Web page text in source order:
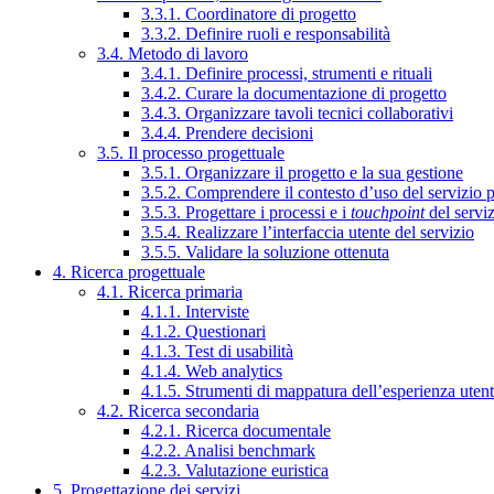
3.3.1. Coordinatore di progetto
3.3.2. Definire ruoli e responsabilità
3.4. Metodo di lavoro
3.4.1. Definire processi, strumenti e rituali
3.4.2. Curare la documentazione di progetto
3.4.3. Organizzare tavoli tecnici collaborativi
3.4.4. Prendere decisioni
3.5. Il processo progettuale
3.5.1. Organizzare il progetto e la sua gestione
3.5.2. Comprendere il contesto d’uso del servizio
3.5.3. Progettare i processi e i touchpointdel
3.5.4. Realizzare l’interfaccia utente del servizio
3.5.5. Validare la soluzione ottenuta
4. Ricerca progettuale
4.1. Ricerca primaria
4.1.1. Interviste
4.1.2. Questionari
4.1.3. Test di usabilità
4.1.4. Web analytics
4.1.5. Strumenti di mappatura dell’esperienza
4.2. Ricerca secondaria
4.2.1. Ricerca documentale
4.2.2. Analisi benchmark
4.2.3. Valutazione euristica
5. Progettazione dei servizi